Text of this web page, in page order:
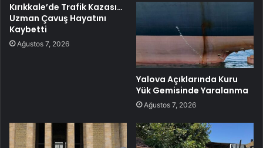
Kırıkkale’de Trafik Kazası…
Uzman Çavuş Hayatını
Kaybetti
Ağustos 7, 2026
Yalova Açıklarında Kuru
Yük Gemisinde Yaralanma
Ağustos 7, 2026